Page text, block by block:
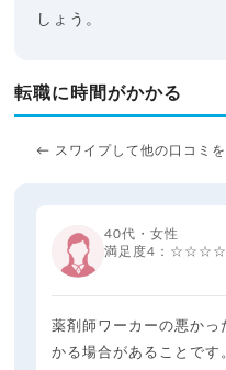
しょう。
転職に時間がかかる
← スワイプして他の口コミ
40代・女性
満足度4：☆☆☆☆
薬剤師ワーカーの悪かっ
かる場合があることです